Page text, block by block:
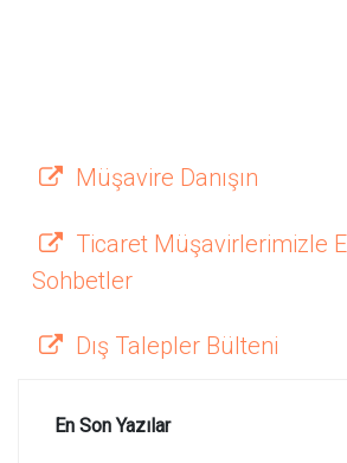
Müşavire Danışın
Ticaret Müşavirlerimizle
Sohbetler
Dış Talepler Bülteni
En Son Yazılar